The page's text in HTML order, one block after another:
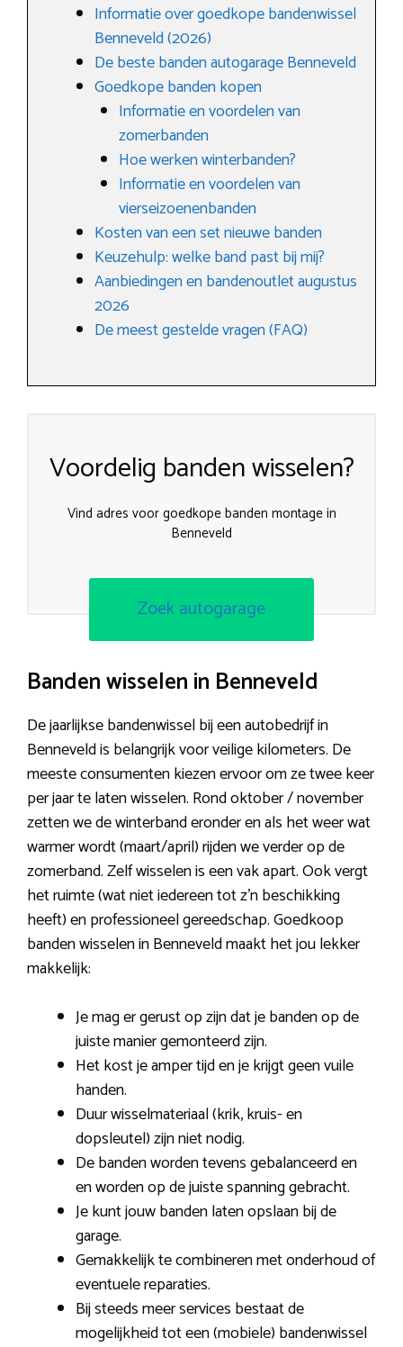
Informatie over goedkope bandenwissel
Benneveld (2026)
De beste banden autogarage Benneveld
Goedkope banden kopen
Informatie en voordelen van
zomerbanden
Hoe werken winterbanden?
Informatie en voordelen van
vierseizoenenbanden
Kosten van een set nieuwe banden
Keuzehulp: welke band past bij mij?
Aanbiedingen en bandenoutlet augustus
2026
De meest gestelde vragen (FAQ)
Voordelig banden wisselen?
Vind adres voor goedkope banden montage in
Benneveld
Zoek autogarage
Banden wisselen in Benneveld
De jaarlijkse bandenwissel bij een autobedrijf in
Benneveld is belangrijk voor veilige kilometers. De
meeste consumenten kiezen ervoor om ze twee keer
per jaar te laten wisselen. Rond oktober / november
zetten we de winterband eronder en als het weer wat
warmer wordt (maart/april) rijden we verder op de
zomerband. Zelf wisselen is een vak apart. Ook vergt
het ruimte (wat niet iedereen tot z’n beschikking
heeft) en professioneel gereedschap. Goedkoop
banden wisselen in Benneveld maakt het jou lekker
makkelijk:
Je mag er gerust op zijn dat je banden op de
juiste manier gemonteerd zijn.
Het kost je amper tijd en je krijgt geen vuile
handen.
Duur wisselmateriaal (krik, kruis- en
dopsleutel) zijn niet nodig.
De banden worden tevens gebalanceerd en
en worden op de juiste spanning gebracht.
Je kunt jouw banden laten opslaan bij de
garage.
Gemakkelijk te combineren met onderhoud of
eventuele reparaties.
Bij steeds meer services bestaat de
mogelijkheid tot een (mobiele) bandenwissel